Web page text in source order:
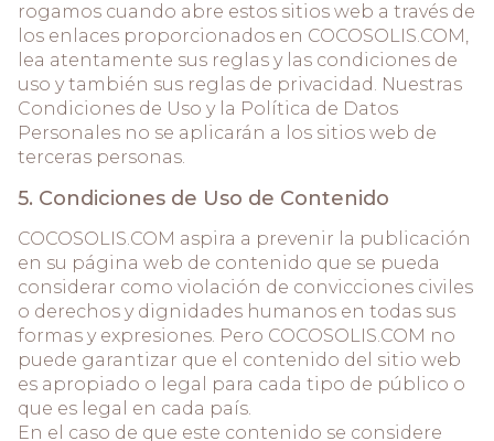
rogamos cuando abre estos sitios web a través de
los enlaces proporcionados en COCOSOLIS.COM,
lea atentamente sus reglas y las condiciones de
uso y también sus reglas de privacidad. Nuestras
Condiciones de Uso y la Política de Datos
Personales no se aplicarán a los sitios web de
terceras personas.
5. Condiciones de Uso de Contenido
COCOSOLIS.COM aspira a prevenir la publicación
en su página web de contenido que se pueda
considerar como violación de convicciones civiles
o derechos y dignidades humanos en todas sus
formas y expresiones. Pero COCOSOLIS.COM no
puede garantizar que el contenido del sitio web
es apropiado o legal para cada tipo de público o
que es legal en cada país.
En el caso de que este contenido se considere